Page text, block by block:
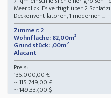
Meerblick. Es verfügt über 2
Deckenventilatoren, 1 modernen ...
Zimmer: 2
Wohnfläche: 82,00m²
Grundstück: ,00m²
Alacant
Preis:
135.000,00 €
~ 115.749,00 £
~ 149.337,00 $